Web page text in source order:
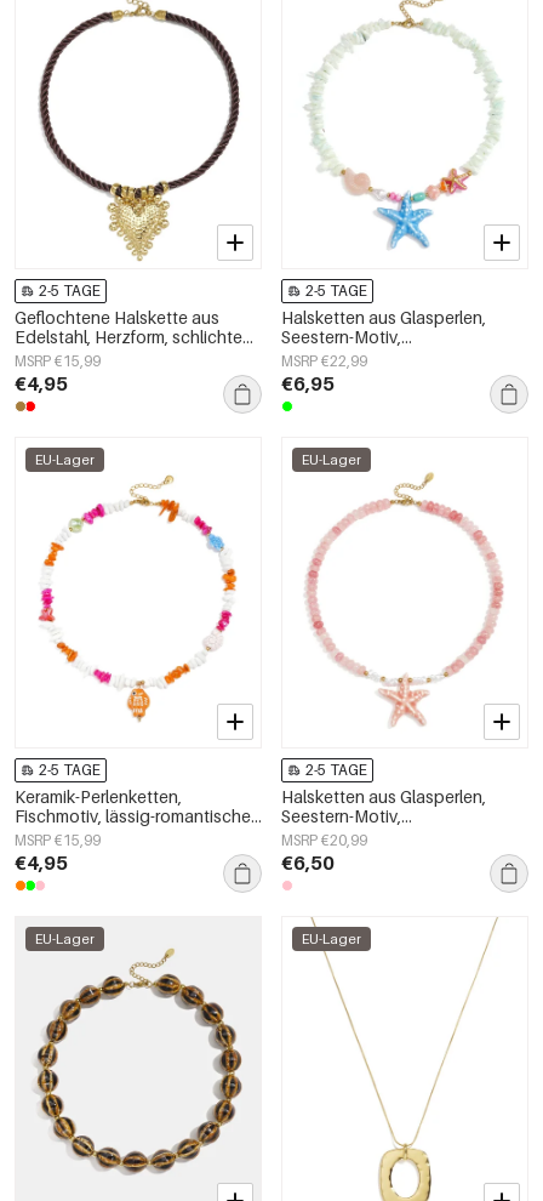
2-5 TAGE
Geflochtene Halskette aus
Edelstahl, Herzform, schlichte
Alltags-Serie, Damenschmuck
MSRP €15,99
€4,95
2-5 TAGE
Halsketten aus Glasperlen,
Seestern-Motiv,
Urlaubs-/Strand-Romantik-Serie,
Damenschmuck
MSRP €22,99
€6,95
EU-Lager
2-5 TAGE
Keramik-Perlenketten,
Fischmotiv, lässig-romantische
Serie, Damenschmuck
MSRP €15,99
€4,95
EU-Lager
2-5 TAGE
Halsketten aus Glasperlen,
Seestern-Motiv,
Urlaubs-/Strand-Romantik-Serie,
Damenschmuck
MSRP €20,99
€6,50
EU-Lager EU-Lager